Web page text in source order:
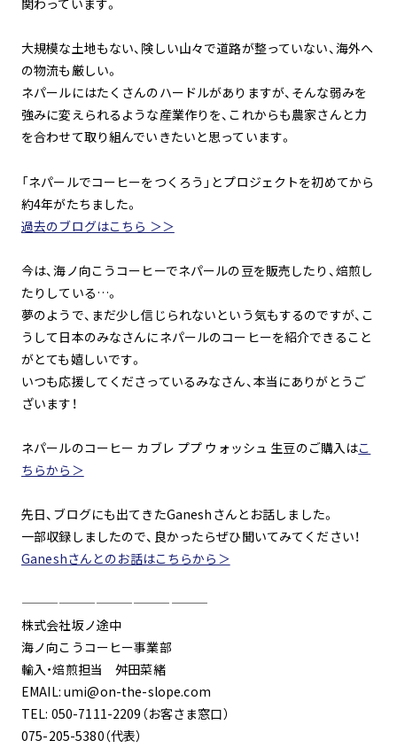
関わっています。
大規模な土地もない、険しい山々で道路が整っていない、海外へ
の物流も厳しい。
ネパールにはたくさんのハードルがありますが、そんな弱みを
強みに変えられるような産業作りを、これからも農家さんと力
を合わせて取り組んでいきたいと思っています。
「ネパールでコーヒーをつくろう」とプロジェクトを初めてから
約4年がたちました。
過去のブログはこちら ＞＞
今は、海ノ向こうコーヒーでネパールの豆を販売したり、焙煎し
たりしている…。
夢のようで、まだ少し信じられないという気もするのですが、こ
うして日本のみなさんにネパールのコーヒーを紹介できること
がとても嬉しいです。
いつも応援してくださっているみなさん、本当にありがとうご
ざいます！
ネパールのコーヒー カブレ ププ ウォッシュ 生豆のご購入はこ
ちらから＞
先日、ブログにも出てきたGaneshさんとお話しました。
一部収録しましたので、良かったらぜひ聞いてみてください！
Ganeshさんとのお話はこちらから＞
———————————————
株式会社坂ノ途中
海ノ向こうコーヒー事業部
輸入・焙煎担当 舛田菜緒
EMAIL: umi@on-the-slope.com
TEL: 050-7111-2209（お客さま窓口）
075-205-5380（代表）